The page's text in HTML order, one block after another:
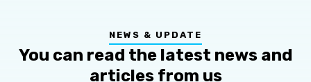
NEWS & UPDATE
You can read the latest news and
articles from us